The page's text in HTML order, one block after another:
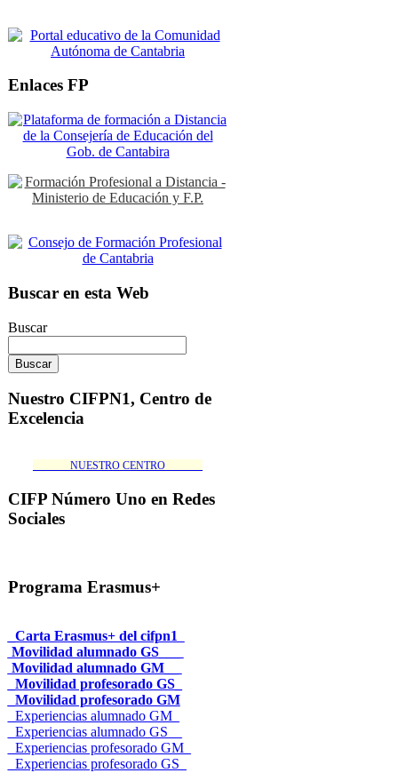
Enlaces FP
Buscar en esta Web
Buscar
Nuestro CIFPN1, Centro de
Excelencia
_______NUESTRO CENTRO_______
CIFP Número Uno en Redes
Sociales
Programa Erasmus+
_Carta Erasmus+ del cifpn1
Movilidad alumnado GS___
Movilidad alumnado GM__
_Movilidad profesorado GS_
_Movilidad profesorado GM
_Experiencias alumnado GM_
_Experiencias alumnado GS__
_Experiencias profesorado GM_
_Experiencias profesorado GS_